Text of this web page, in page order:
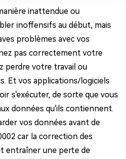
inattendue ou
inoffensifs au début, mais
problèmes avec vos
pas correctement votre
perdre votre travail ou
Et vos applications/logiciels
s'exécuter, de sorte que vous
données qu'ils contiennent.
vos données avant de
car la correction des
entraîner une perte de